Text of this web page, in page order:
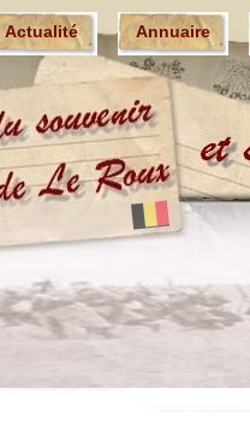
Actualité Annuaire